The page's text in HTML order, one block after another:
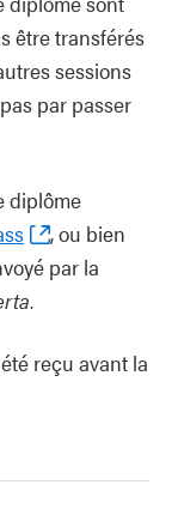
être transférés
sessions
par passer
diplôme
, ou bien
par la
.
reçu avant la